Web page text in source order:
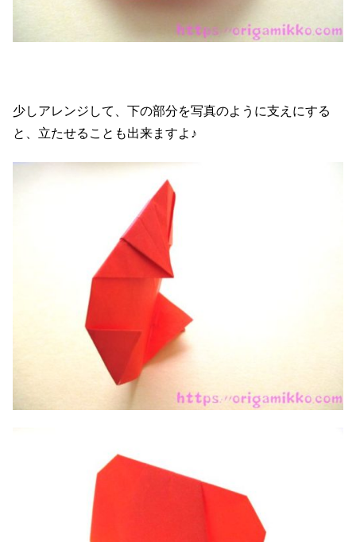
少しアレンジして、下の部分を写真のように支えにする
と、立たせることも出来ますよ♪